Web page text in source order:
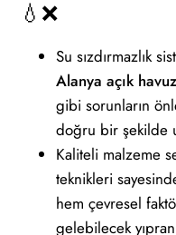
💧❌
Su sızdırmazlık
Alanya açık havuz
gibi sorunların
doğru bir şekilde
Kaliteli malzeme
teknikleri
hem çevresel
gelebilecek